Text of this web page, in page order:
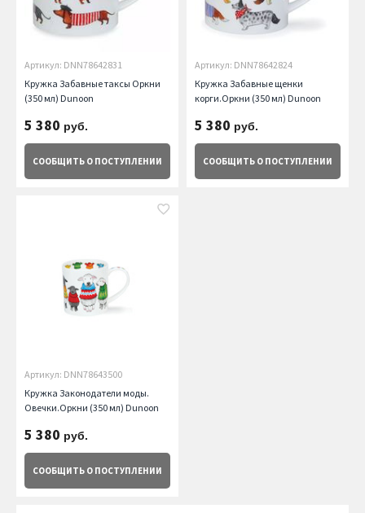
Артикул: DNN78642831
Кружка Забавные таксы Оркни
(350 мл) Dunoon
5 380 руб.
СООБЩИТЬ О ПОСТУПЛЕНИИ
Артикул: DNN78642824
Кружка Забавные щенки
корги.Оркни (350 мл) Dunoon
5 380 руб.
СООБЩИТЬ О ПОСТУПЛЕНИИ
Артикул: DNN78643500
Кружка Законодатели моды.
Овечки.Оркни (350 мл) Dunoon
5 380 руб.
СООБЩИТЬ О ПОСТУПЛЕНИИ